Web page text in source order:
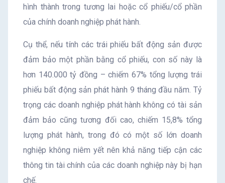
hình thành trong tương lai hoặc cổ phiếu/cổ phần
của chính doanh nghiệp phát hành.
Cụ thể, nếu tính các trái phiếu bất động sản được
đảm bảo một phần bằng cổ phiếu, con số này là
hơn 140.000 tỷ đồng – chiếm 67% tổng lượng trái
phiếu bất động sản phát hành 9 tháng đầu năm. Tỷ
trọng các doanh nghiệp phát hành không có tài sản
đảm bảo cũng tương đối cao, chiếm 15,8% tổng
lượng phát hành, trong đó có một số lớn doanh
nghiệp không niêm yết nên khả năng tiếp cận các
thông tin tài chính của các doanh nghiệp này bị hạn
chế.